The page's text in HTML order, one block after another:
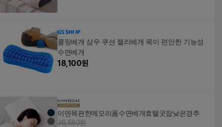
쿨링베개 삼우 쿠션 젤리베개 목이 편안한 기능성
수면베개
18,100원
이덴목편한메모리폼수면베개호텔굿잠낮은경추
36,580원